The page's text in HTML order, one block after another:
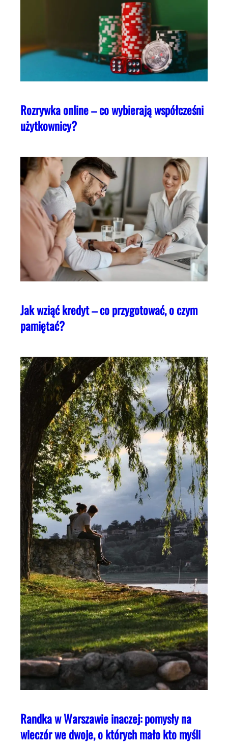
Rozrywka online – co wybierają współcześni
użytkownicy?
Jak wziąć kredyt – co przygotować, o czym
pamiętać?
Randka w Warszawie inaczej: pomysły na
wieczór we dwoje, o których mało kto myśli